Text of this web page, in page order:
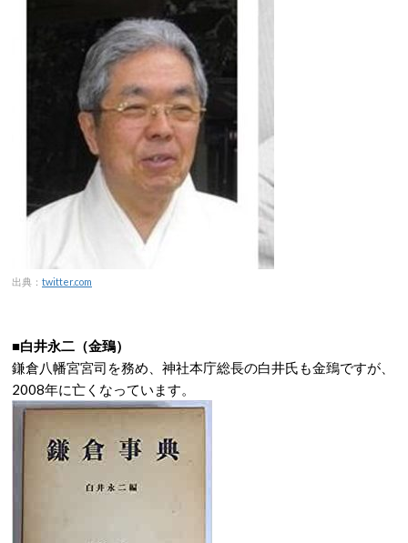
出典： twitter.com
■白井永二（金鵄）
鎌倉八幡宮宮司を務め、神社本庁総長の白井氏も金鵄ですが、
2008年に亡くなっています。